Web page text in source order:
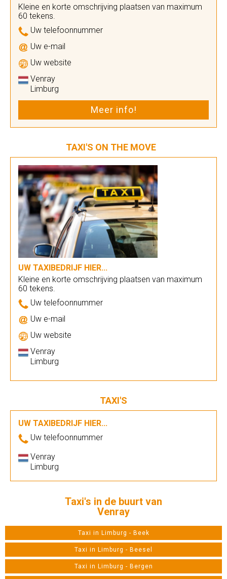
Kleine en korte omschrijving plaatsen van maximum
60 tekens.
Uw telefoonnummer
Uw e-mail
Uw website
Venray
Limburg
Meer info!
TAXI'S ON THE MOVE
UW TAXIBEDRIJF HIER...
Kleine en korte omschrijving plaatsen van maximum
60 tekens.
Uw telefoonnummer
Uw e-mail
Uw website
Venray
Limburg
TAXI'S
UW TAXIBEDRIJF HIER...
Uw telefoonnummer
Venray
Limburg
Taxi's in de buurt van
Venray
Taxi in Limburg - Beek
Taxi in Limburg - Beesel
Taxi in Limburg - Bergen